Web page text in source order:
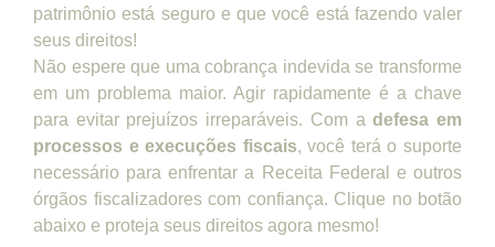
patrimônio está seguro e que você está fazendo valer
seus direitos!
Não espere que uma cobrança indevida se transforme
em um problema maior. Agir rapidamente é a chave
para evitar prejuízos irreparáveis. Com adefesa em
processos e execuções fiscais, você terá o suporte
necessário para enfrentar a Receita Federal e outros
órgãos fiscalizadores com confiança. Clique no botão
abaixo e proteja seus direitos agora mesmo!